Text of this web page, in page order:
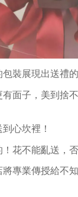
裝展現出送禮
面子，美到捨
心坎裡！
花不能亂送，
專業傳授給不